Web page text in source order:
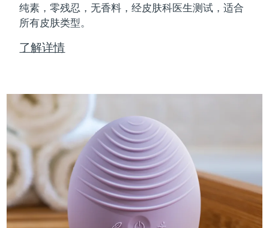
纯素，零残忍，无香料，经皮肤科医生测试，适合
所有皮肤类型。
了解详情